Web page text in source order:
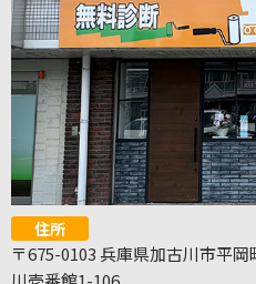
住所
〒675-0103 兵庫県加古川市平